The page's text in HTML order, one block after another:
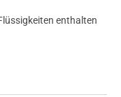
enthalten